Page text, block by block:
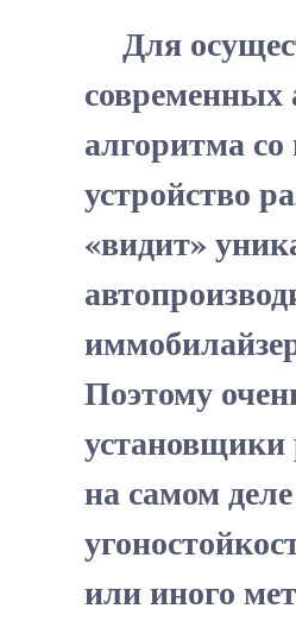
Для
современных
алгоритма
устройство
«видит»
Поэтому
установщики
на самом
или иного